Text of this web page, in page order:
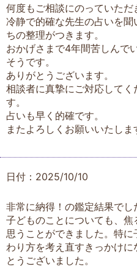
何度もご相談にのっていただ
冷静で的確な先生の占いを
ちの整理がつきます。
おかげさまで4年間苦しんで
そうです。
ありがとうございます。
相談者に真摯にご対応して
す。
占いも早く的確です。
またよろしくお願いいたしま
日付：2025/10/10
非常に納得！の鑑定結果でし
子どものことについても、
思うことができました。特
わり方を考え直すきっかけ
とうございました。